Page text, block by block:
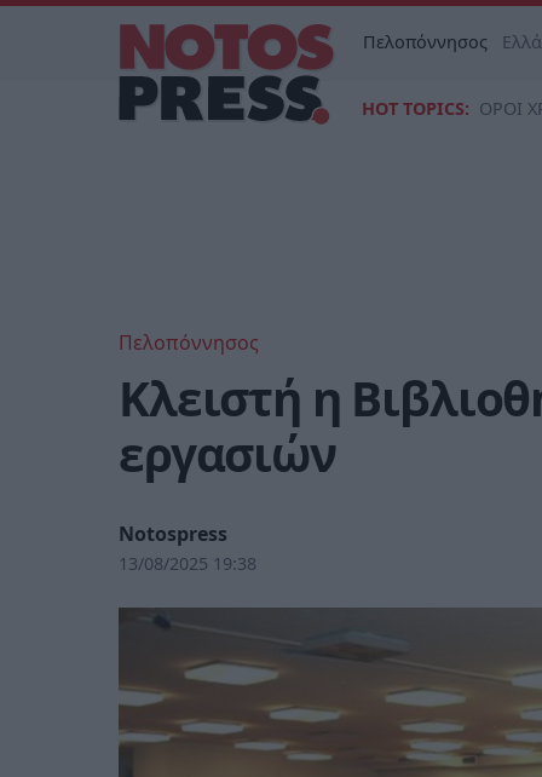
Πελοπόννησος
HOT TOPICS: ΟΡΟΙ
Πελοπόννησος
Κλειστή η
εργασιών
Notospress
13/08/2025 19:38